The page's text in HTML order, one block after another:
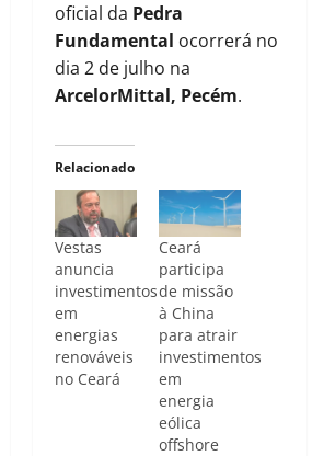
oficial da Pedra
Fundamental ocorrerá no
dia 2 de julho na
ArcelorMittal, Pecém.
Relacionado
Vestas
anuncia
investimentos
em
energias
renováveis
no Ceará
Ceará
participa
de missão
à China
para atrair
investimentos
em
energia
eólica
offshore